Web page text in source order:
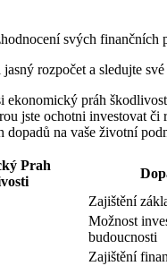
svých finančních
jasný rozpočet a sledujte
ekonomický práh
jste ochotni investovat či
dopadů na vaše životní
Prah
Zajištění
Možnost
budoucnosti
Zajištění